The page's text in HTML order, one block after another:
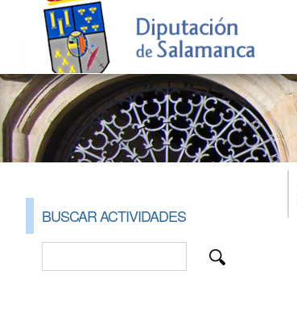
BUSCAR ACTIVIDADES